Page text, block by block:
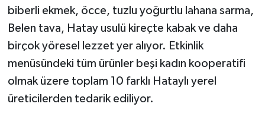
biberli ekmek, öcce, tuzlu yoğurtlu lahana sarma,
Belen tava, Hatay usulü kireçte kabak ve daha
birçok yöresel lezzet yer alıyor. Etkinlik
menüsündeki tüm ürünler beşi kadın kooperatifi
olmak üzere toplam 10 farklı Hataylı yerel
üreticilerden tedarik ediliyor.